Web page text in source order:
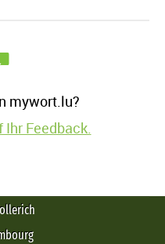
mywort.lu?
Ihr Feedback.